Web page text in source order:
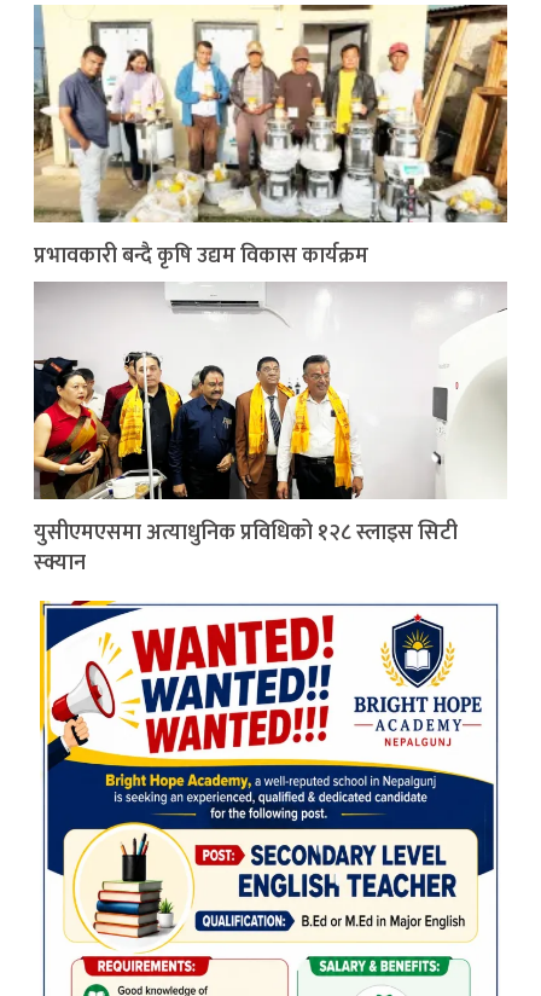
प्रभावकारी बन्दै कृषि उद्यम विकास कार्यक्रम
युसीएमएसमा अत्याधुनिक प्रविधिको १२८ स्लाइस सिटी
स्क्यान